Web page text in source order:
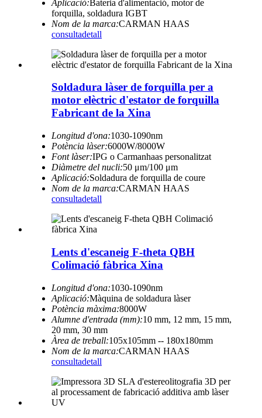
Aplicació:Bateria d'alimentació, motor de
forquilla, soldadura IGBT
Nom de la marca:CARMAN HAAS
consultadetall
Soldadura làser de forquilla per a
motor elèctric d'estator de forquilla
Fabricant de la Xina
Longitud d'ona:1030-1090nm
Potència làser:6000W/8000W
Font làser:IPG o Carmanhaas personalitzat
Diàmetre del nucli:50 μm/100 μm
Aplicació:Soldadura de forquilla de coure
Nom de la marca:CARMAN HAAS
consultadetall
Lents d'escaneig F-theta QBH
Colimació fàbrica Xina
Longitud d'ona:1030-1090nm
Aplicació:Màquina de soldadura làser
Potència màxima:8000W
Alumne d'entrada (mm):10 mm, 12 mm, 15 mm,
20 mm, 30 mm
Àrea de treball:105x105mm -- 180x180mm
Nom de la marca:CARMAN HAAS
consultadetall